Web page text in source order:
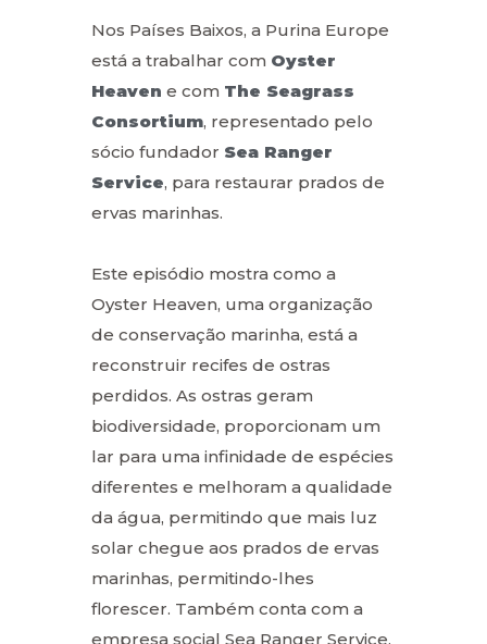
Nos Países Baixos, a Purina Europe
está a trabalhar com Oyster
Heaven e com The Seagrass
Consortium, representado pelo
sócio fundador Sea Ranger
Service, para restaurar prados de
ervas marinhas.
Este episódio mostra como a
Oyster Heaven, uma organização
de conservação marinha, está a
reconstruir recifes de ostras
perdidos. As ostras geram
biodiversidade, proporcionam um
lar para uma infinidade de espécies
diferentes e melhoram a qualidade
da água, permitindo que mais luz
solar chegue aos prados de ervas
marinhas, permitindo-lhes
florescer. Também conta com a
empresa social Sea Ranger Service,